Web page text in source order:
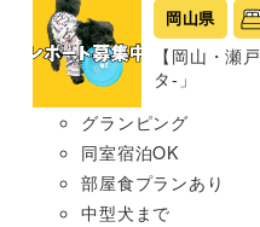
岡山県
【岡山・瀬
タ-」
グランピング
同室宿泊OK
部屋食プランあり
中型犬まで